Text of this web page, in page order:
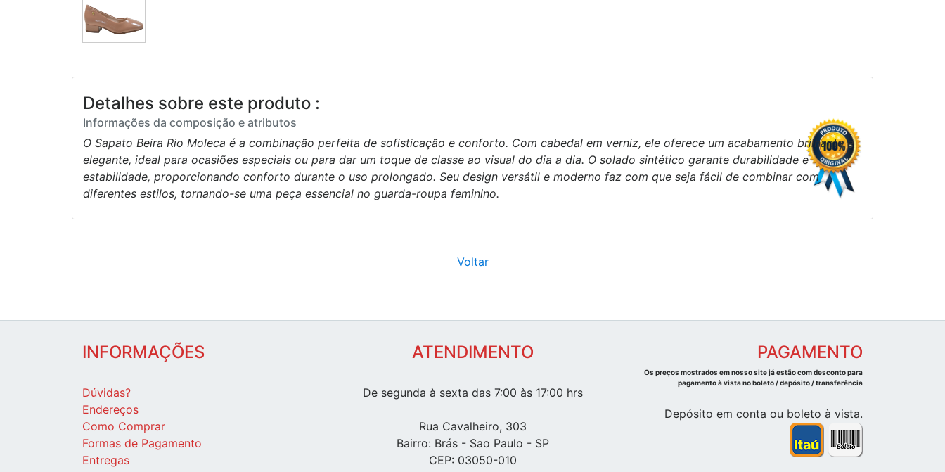
Detalhes sobre este produto :
Informações da composição e atributos
O Sapato Beira Rio Moleca é a combinação perfeita de sofisticação e conforto. Com cabedal em verniz, ele oferece um acabamento brilhante e
elegante, ideal para ocasiões especiais ou para dar um toque de classe ao visual do dia a dia. O solado sintético garante durabilidade e
estabilidade, proporcionando conforto durante o uso prolongado. Seu design versátil e moderno faz com que seja fácil de combinar com
diferentes estilos, tornando-se uma peça essencial no guarda-roupa feminino.
Voltar
INFORMAÇÕES
Dúvidas?
Endereços
Como Comprar
Formas de Pagamento
Entregas
ATENDIMENTO
De segunda à sexta das 7:00 às 17:00 hrs
Rua Cavalheiro, 303
Bairro: Brás - Sao Paulo - SP
CEP: 03050-010
PAGAMENTO
Os preços mostrados em nosso site já estão com desconto para
pagamento à vista no boleto / depósito / transferência
Depósito em conta ou boleto à vista.